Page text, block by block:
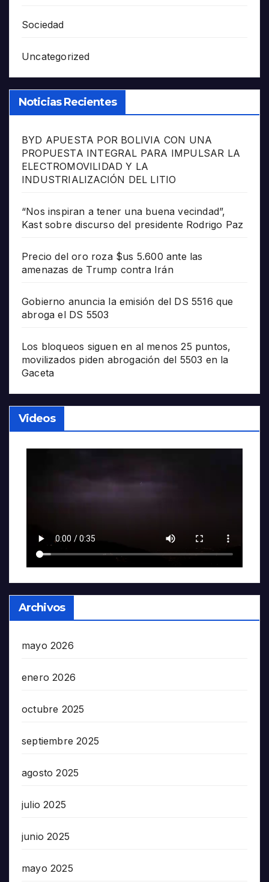
Sociedad
Uncategorized
Noticias Recientes
BYD APUESTA POR BOLIVIA CON UNA
PROPUESTA INTEGRAL PARA IMPULSAR LA
ELECTROMOVILIDAD Y LA
INDUSTRIALIZACIÓN DEL LITIO
“Nos inspiran a tener una buena vecindad”,
Kast sobre discurso del presidente Rodrigo Paz
Precio del oro roza $us 5.600 ante las
amenazas de Trump contra Irán
Gobierno anuncia la emisión del DS 5516 que
abroga el DS 5503
Los bloqueos siguen en al menos 25 puntos,
movilizados piden abrogación del 5503 en la
Gaceta
Videos
Archivos
mayo 2026
enero 2026
octubre 2025
septiembre 2025
agosto 2025
julio 2025
junio 2025
mayo 2025